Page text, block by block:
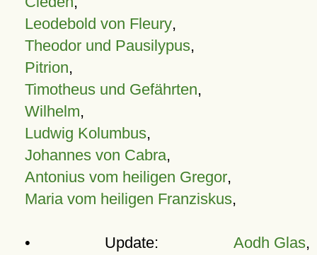
Leodebold von Fleury,
Theodor und Pausilypus,
Pitrion,
Timotheus und Gefährten,
Wilhelm,
Ludwig Kolumbus,
Johannes von Cabra,
Antonius vom heiligen Gregor,
Maria vom heiligen Franziskus,
• Update: Aodh Glas,